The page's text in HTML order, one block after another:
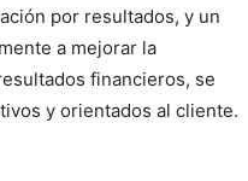
por resultados, y un
a mejorar la
financieros, se
y orientados al cliente.